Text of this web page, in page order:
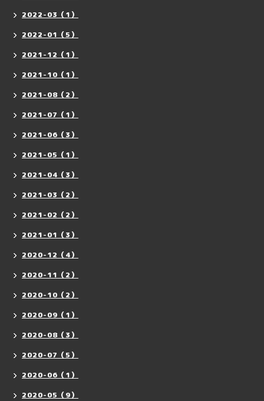
2022-03（1）
2022-01（5）
2021-12（1）
2021-10（1）
2021-08（2）
2021-07（1）
2021-06（3）
2021-05（1）
2021-04（3）
2021-03（2）
2021-02（2）
2021-01（3）
2020-12（4）
2020-11（2）
2020-10（2）
2020-09（1）
2020-08（3）
2020-07（5）
2020-06（1）
2020-05（9）